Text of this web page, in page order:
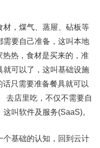
材，煤气、蒸屉、砧板等
需要自己准备，这叫本地
热热，食材是买来的，准
就可以了，这叫基础设施
只需要准备餐具就可以
去店里吃，不仅不需要自
叫软件及服务(SaaS)。
个基础的认知，回到云计